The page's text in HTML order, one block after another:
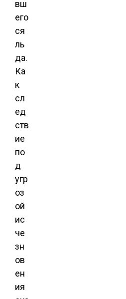
вш
его
ся
ль
да.
Ка
к
сл
ед
ств
ие
по
д
угр
оз
ой
ис
че
зн
ов
ен
ия